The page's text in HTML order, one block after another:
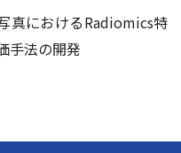
真におけるRadiomics特
手法の開発